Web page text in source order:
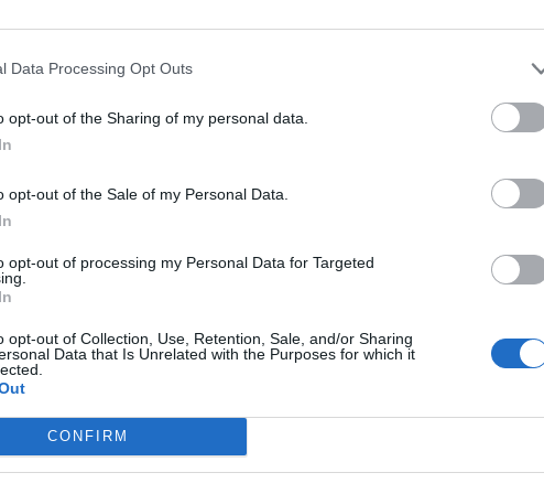
Data Processing Opt Outs
opt-out of the Sharing of my personal data.
opt-out of the Sale of my Personal Data.
opt-out of processing my Personal Data for Targeted
opt-out of Collection, Use, Retention, Sale, and/or Sharing
Data that Is Unrelated with the Purposes for which it
CONFIRM
στα Κύθηρα- Δυνάμεις από την Πελοπόννησο στο
Αρχαίας Ολυμπίας